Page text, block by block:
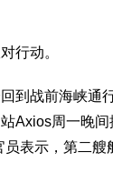
行动。
到战前海峡通
Axios周一晚
员表示，第二